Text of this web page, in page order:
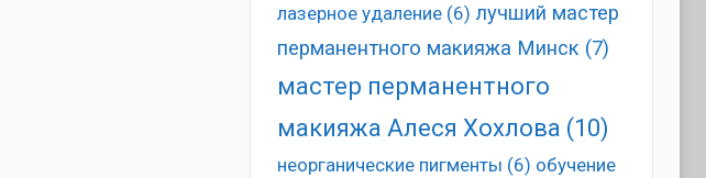
лазерное удаление(6) лучший мастер
перманентного макияжа Минск (7)
мастер перманентного
макияжа Алеся Хохлова (10)
неорганические пигменты (6) обучение